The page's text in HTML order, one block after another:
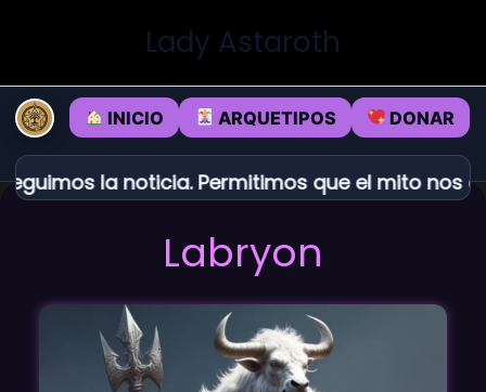
Lady Astaroth
INICIO ARQUETIPOS DONAR
la noticia. Permitimos que el mito nos
Labryon